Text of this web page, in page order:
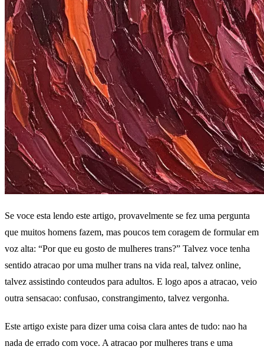
Se voce esta lendo este artigo, provavelmente se fez uma pergunta
que muitos homens fazem, mas poucos tem coragem de formular em
voz alta: “Por que eu gosto de mulheres trans?” Talvez voce tenha
sentido atracao por uma mulher trans na vida real, talvez online,
talvez assistindo conteudos para adultos. E logo apos a atracao, veio
outra sensacao: confusao, constrangimento, talvez vergonha.
Este artigo existe para dizer uma coisa clara antes de tudo: nao ha
nada de errado com voce. A atracao por mulheres trans e uma